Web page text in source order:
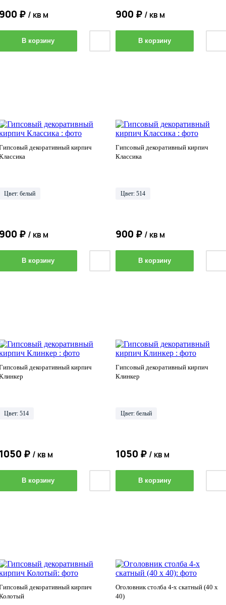
₽ / кв м
В корзину
900 ₽ / кв м
В корзину
декоративный кирпич
Цвет: белый
₽ / кв м
В корзину
Гипсовый декоративный кирпич
Классика
Цвет: 514
900 ₽ / кв м
В корзину
декоративный кирпич
Цвет: 514
₽ / кв м
В корзину
Гипсовый декоративный кирпич
Клинкер
Цвет: белый
1050 ₽ / кв м
В корзину
декоративный кирпич
Оголовник столба 4-х скатный (40 х
40)